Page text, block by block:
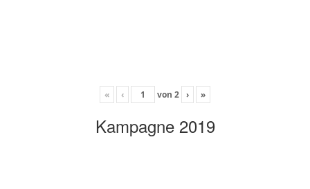
« ‹ von 2 › »
Kampagne 2019